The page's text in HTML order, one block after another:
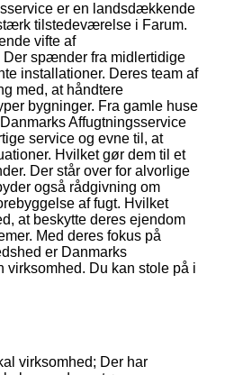
er en landsdækkende
tilstedeværelse i Farum.
vifte af
spænder fra midlertidige
installationer. Deres team af
med, at håndtere
bygninger. Fra gamle huse
Affugtningsservice
service og evne til, at
Hvilket gør dem til et
Der står over for alvorlige
også rådgivning om
af fugt. Hvilket
at beskytte deres ejendom
Med deres fokus på
er Danmarks
virksomhed. Du kan stole på i
virksomhed; Der har